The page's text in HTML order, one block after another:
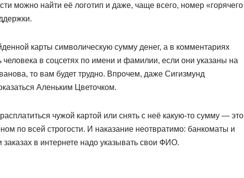
можно найти её логотип и даже, чаще всего, номер «горячего
карты символическую сумму денег, а в комментариях
человека в соцсетях по имени и фамилии, если они указаны на
то вам будет трудно. Впрочем, даже Сигизмунд
Аленьким Цветочком.
чужой картой или снять с неё какую-то сумму — это
по всей строгости. И наказание неотвратимо: банкоматы и
в интернете надо указывать свои ФИО.